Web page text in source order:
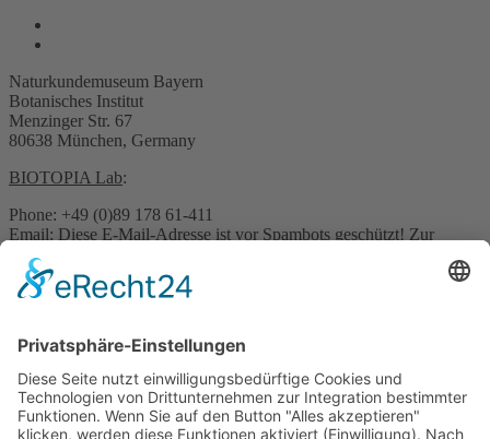
Naturkundemuseum Bayern
Botanisches Institut
Menzinger Str. 67
80638 München, Germany
BIOTOPIA Lab:
Phone: +49 (0)89 178 61-411
Email: Diese E-Mail-Adresse ist vor Spambots geschützt! Zur
Anzeige muss JavaScript eingeschaltet sein.
Pressekontakt:
Anzeige muss JavaScript eingeschaltet sein.
Sonstige Anfragen:
Phone: +49 (0)89 178 61-422